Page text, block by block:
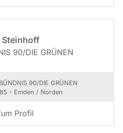
Steinhoff
90/­DIE GRÜNEN
90/­DIE GRÜNEN
- Emden / Norden
Profil